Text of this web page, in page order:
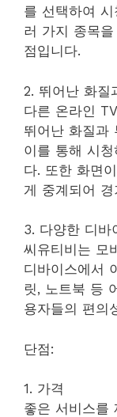
를 선택하여
러 가지 종목
점입니다.
2. 뛰어난 화질
다른 온라인
뛰어난 화질과
이를 통해 시
다. 또한 화면
게 중계되어
3. 다양한 디바
씨유티비는 모
디바이스에서
릿, 노트북 등
용자들의 편의
단점:
1. 가격
좋은 서비스를